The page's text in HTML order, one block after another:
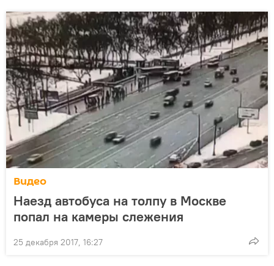
Видео
Наезд автобуса на толпу в Москве
попал на камеры слежения
25 декабря 2017, 16:27